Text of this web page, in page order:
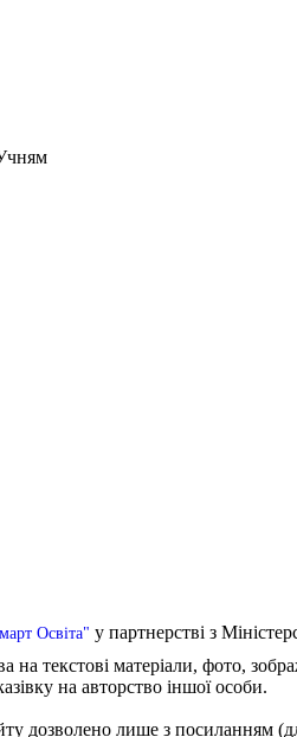
Освіта" у партнерстві з
на текстові матеріали, фото,
на авторство іншої особи.
дозволено лише з посиланням